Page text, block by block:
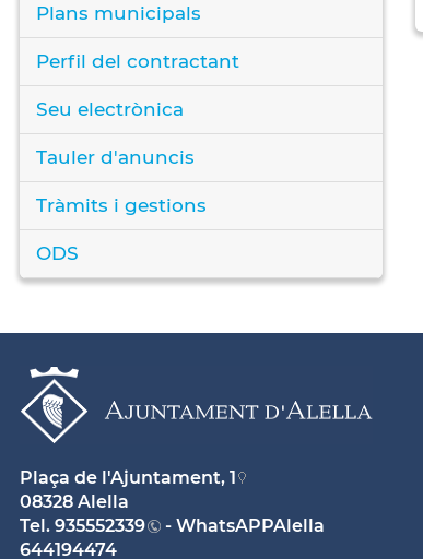
Plans municipals
Perfil del contractant
Seu electrònica
Tauler d'anuncis
Tràmits i gestions
ODS
Plaça de l'Ajuntament, 1
08328 Alella
Tel. 935552339
- WhatsAPPAlella
644194474